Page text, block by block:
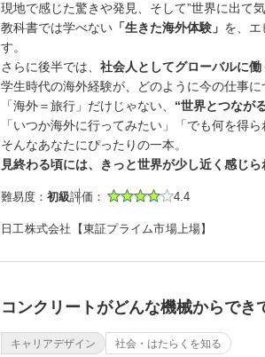
現地で感じた驚きや発見、そして”世界に出て
教科書では学べない 「生きた海外体験」 を、エ
す。
さらに後半では、 社会人としてグローバルに働
学生時代の海外経験が、どのように今の仕事に
「海外＝旅行」だけじゃない、 “世界とつなが
「いつか海外に行ってみたい」「でも何を得ら
そんなあなたにぴったりの一本。
見終わる頃には、きっと世界が少し近く感じら
難易度： 初級評価： 4.4
日工株式会社【東証プライム市場上場】
コンクリートがどんな機械からでき
キャリアデザイン 社会・はたらくを知る